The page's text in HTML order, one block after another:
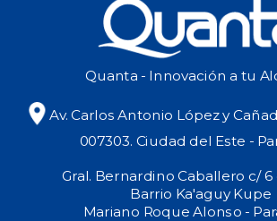
Quanta - Innovación a tu
Av. Carlos Antonio López y
007303. Ciudad del Este -
Gral. Bernardino Caballero c/ 6
Barrio Ka'aguy Kupe
Mariano Roque Alonso -